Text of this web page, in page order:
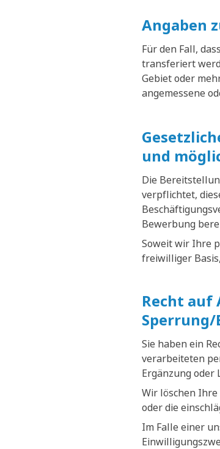
Angaben
Für den Fall,
transferiert
Gebiet oder
angemessene
und
Die
verpflichtet,
Bewerbung
Soweit wir Ihre
freiwilliger
Recht auf
Sie haben ein
verarbeiteten
Ergänzung oder
Wir löschen
oder die
Im Falle einer